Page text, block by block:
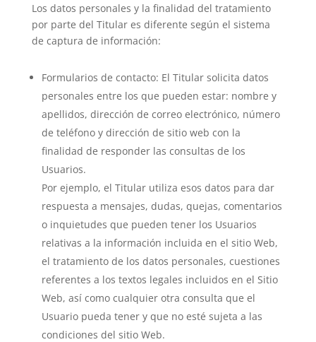
Los datos personales y la finalidad del tratamiento
por parte del Titular es diferente según el sistema
de captura de información:
Formularios de contacto: El Titular solicita datos
personales entre los que pueden estar: nombre y
apellidos, dirección de correo electrónico, número
de teléfono y dirección de sitio web con la
finalidad de responder las consultas de los
Usuarios.
Por ejemplo, el Titular utiliza esos datos para dar
respuesta a mensajes, dudas, quejas, comentarios
o inquietudes que pueden tener los Usuarios
relativas a la información incluida en el sitio Web,
el tratamiento de los datos personales, cuestiones
referentes a los textos legales incluidos en el Sitio
Web, así como cualquier otra consulta que el
Usuario pueda tener y que no esté sujeta a las
condiciones del sitio Web.